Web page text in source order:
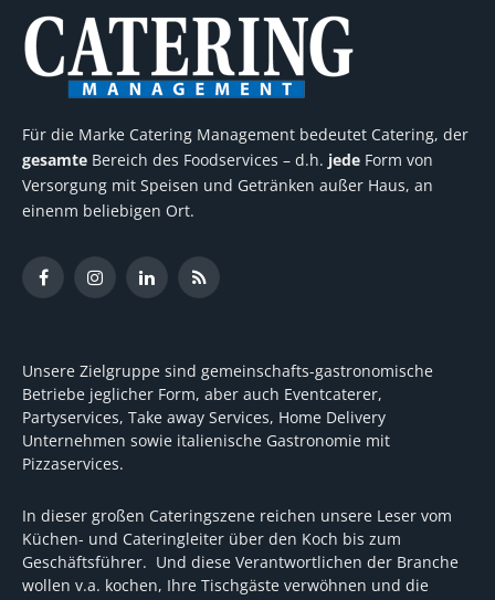
Für die Marke Catering Management bedeutet Catering, der
gesamte Bereich des Foodservices – d.h. jede Form von
Versorgung mit Speisen und Getränken außer Haus, an
einenm beliebigen Ort.
FacebookInstagramLinkedInRSS
Unsere Zielgruppe sind gemeinschafts-gastronomische
Betriebe jeglicher Form, aber auch Eventcaterer,
Partyservices, Take away Services, Home Delivery
Unternehmen sowie italienische Gastronomie mit
Pizzaservices.
In dieser großen Cateringszene reichen unsere Leser vom
Küchen- und Cateringleiter über den Koch bis zum
Geschäftsführer. Und diese Verantwortlichen der Branche
wollen v.a. kochen, Ihre Tischgäste verwöhnen und die